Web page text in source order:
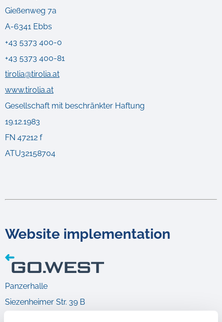
Gießenweg 7a
A-6341 Ebbs
+43 5373 400-0
+43 5373 400-81
tirolia@tirolia.at
www.tirolia.at
Gesellschaft mit beschränkter Haftung
19.12.1983
FN 47212 f
ATU32158704
Website implementation
Panzerhalle
Siezenheimer Str. 39 B